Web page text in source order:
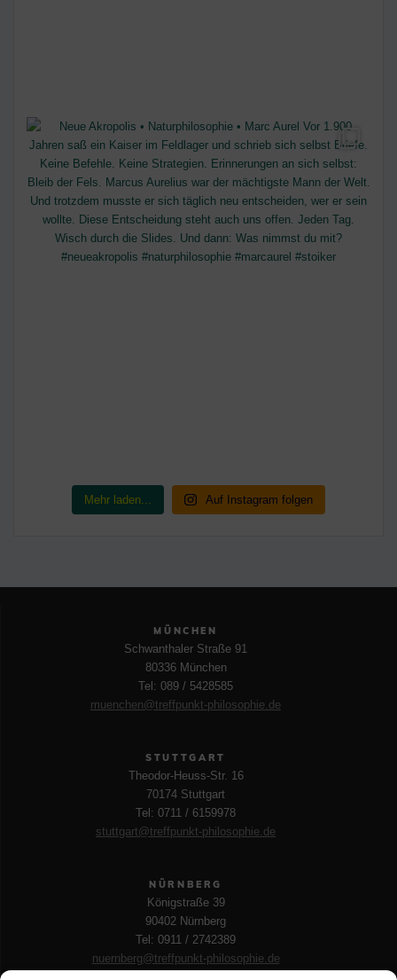
Mehr laden... Auf Instagram folgen
MÜNCHEN
Schwanthaler Straße 91
80336 München
Tel: 089 / 5428585
muenchen@treffpunkt-philosophie.de
STUTTGART
Theodor-Heuss-Str. 16
70174 Stuttgart
Tel: 0711 / 6159978
stuttgart@treffpunkt-philosophie.de
NÜRNBERG
Königstraße 39
90402 Nürnberg
Tel: 0911 / 2742389
nuernberg@treffpunkt-philosophie.de